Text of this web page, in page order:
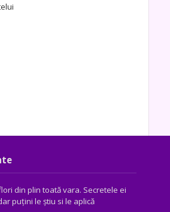
din plin toată vara. Secretele ei
puțini le știu si le aplică